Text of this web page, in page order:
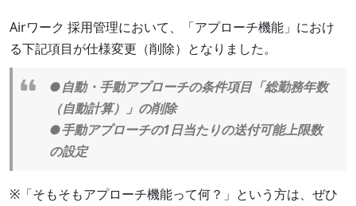
Airワーク 採用管理において、「アプローチ機能」におけ
る下記項目が仕様変更（削除）となりました。
●自動・手動アプローチの条件項目「総勤務年数
（自動計算）」の削除
●手動アプローチの1日当たりの送付可能上限数
の設定
※「そもそもアプローチ機能って何？」という方は、ぜひ